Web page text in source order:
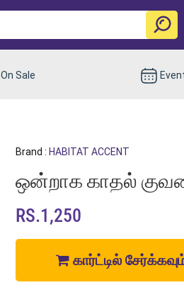
On Sale
Brand : HABITAT ACCENT
ஒன்றாக காதல்
RS.1,250
கார்ட்டில்